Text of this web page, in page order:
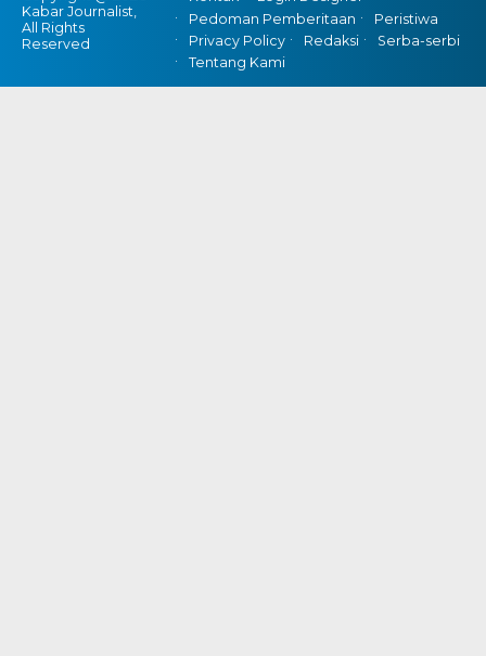
Kabar Journalist,
All Rights
Reserved
Pedoman Pemberitaan
Peristiwa
Privacy Policy
Redaksi
Serba-serbi
Tentang Kami